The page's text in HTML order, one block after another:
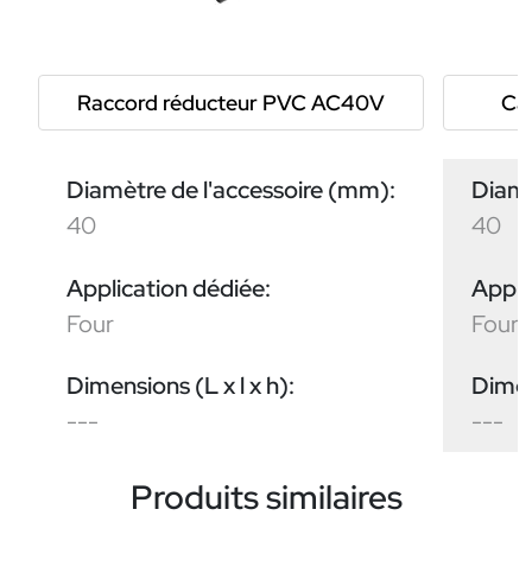
Raccord réducteur PVC AC40V
Diamètre de l'accessoire (mm):
40
Application dédiée:
Four
Dimensions (L x l x h):
---
40
Four
---
Produits similaires